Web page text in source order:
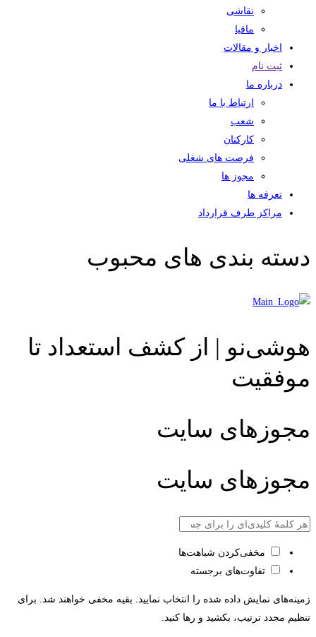
نقاشی
مافیا
اخبار و مقالات
ثبت نام
درباره ما
ارتباط با ما
شعب
کارکنان
فرصت های شغلی
مجوز ها
تعرفه ها
مراکز طرف قرارداد
دسته بندی های محبوب
هوشی‌نو | از کشف استعداد تا
موفقیت
مجوزهای سایت
مجوزهای سایت
مخفی‌کردن شباهت‌ها
تفاوت‌های برجسته
زمینه‌های نمایش داده شده را انتخاب نمایید. بقیه مخفی خواهند شد. برای
تنظیم مجدد ترتیب، بکشید و رها کنید.